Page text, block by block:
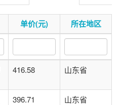
微信扫一扫
点击菜单更好用
单价(元) 所在地区
416.58 山东省
396.71
山东省